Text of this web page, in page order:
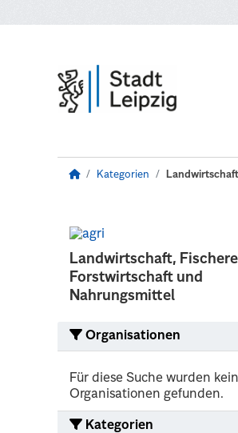
Kategorien
Landwirtschaft,
Forstwirtschaft und
Nahrungsmittel
Organisationen
Für diese Suche wurden
Organisationen gefunden.
Kategorien